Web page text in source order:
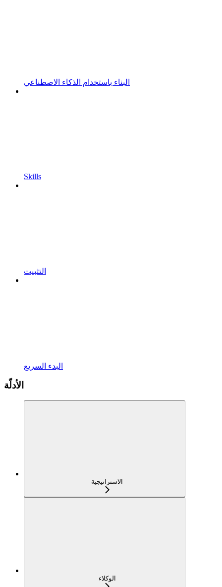
البناء باستخدام الذكاء الاصطناعي
Skills
التثبيت
البدء السريع
الأدلّة
الاستراتيجية
الوكلاء